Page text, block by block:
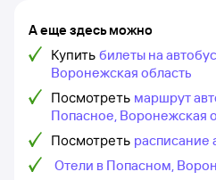
А еще здесь можно
Купить билеты на
Воронежская область
Посмотреть маршрут
Попасное, Воронежская
Посмотреть расписание
Отели в Попасном,